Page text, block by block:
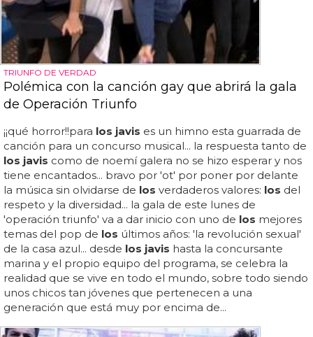
TRIUNFO DE VERDAD
Polémica con la canción gay que abrirá la gala
de Operación Triunfo
¡¡qué horror!!para los javis es un himno esta guarrada de
canción para un concurso musical... la respuesta tanto de
los javis como de noemí galera no se hizo esperar y nos
tiene encantados... bravo por 'ot' por poner por delante
la música sin olvidarse de los verdaderos valores: los del
respeto y la diversidad... la gala de este lunes de
'operación triunfo' va a dar inicio con uno de los mejores
temas del pop de los últimos años: 'la revolución sexual'
de la casa azul... desde los javis hasta la concursante
marina y el propio equipo del programa, se celebra la
realidad que se vive en todo el mundo, sobre todo siendo
unos chicos tan jóvenes que pertenecen a una
generación que está muy por encima de...